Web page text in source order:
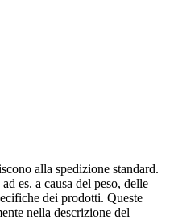
alla spedizione standard.
es. a causa del peso, delle
dei prodotti. Queste
nella descrizione del